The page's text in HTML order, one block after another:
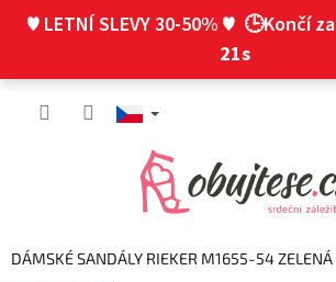
♥ LETNÍ SLEVY 30-50% ♥ 🕒Končí za
20s
DÁMSKÉ SANDÁLY RIEKER M1655-54 ZELENÁ